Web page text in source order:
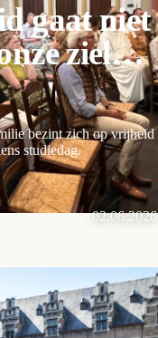
gaat niet
ziel
bezint zich op vrijheid
studiedag.
02.06.2026